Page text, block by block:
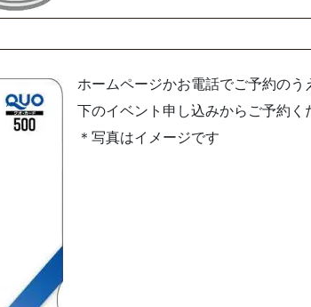
ホームページかお電話でご予約のう
下のイベント申し込みからご予約く
＊写真はイメージです